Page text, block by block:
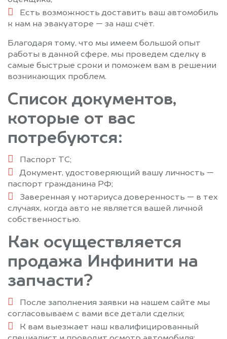
Яхрома
Есть возможность доставить ваш автомобиль
к нам на эвакуаторе — за наш счёт.
Благодаря тому, что мы имеем большой опыт
работы в данной сфере, мы проведем сделку в
самые быстрые сроки и поможем вам в решении
возникающих проблем.
Список документов,
которые от вас
потребуются:
Паспорт ТС;
Документ, удостоверяющий вашу личность —
паспорт гражданина РФ;
Заверенная у нотариуса доверенность — в тех
случаях, когда авто не является вашей личной
собственностью.
Как осуществляется
продажа Инфинити на
запчасти?
После заполнения заявки на нашем сайте мы
согласовываем с вами все детали сделки;
К вам выезжает наш квалифицированный